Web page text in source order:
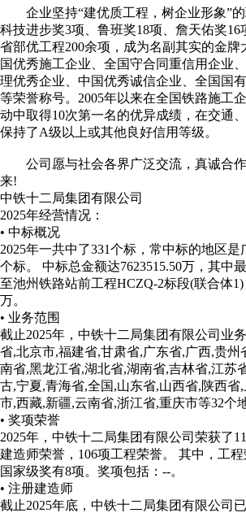
企业坚持“建优质工程，树企业形象”的
科技进步奖3项、鲁班奖18项、詹天佑奖16
省部优工程200余项，成为名副其实的金牌
国优秀施工企业、全国守合同重信用企业
理优秀企业、中国优秀诚信企业、全国国
等荣誉称号。2005年以来在全国铁路施工
动中取得10次第一名的优异成绩，在交通
保持了A级以上或其他良好信用等级。
公司愿与社会各界广泛交流，真诚合作
来!
中铁十二局集团有限公司
2025年经营情况：
• 中标概况
2025年一共中了331个标，常中标的地区是
个标。 中标总金额达7623515.50万，其中
至池州铁路站前工程HCZQ-2标段(联合体1)
万。
• 业务范围
截止2025年，中铁十二局集团有限公司业
省,北京市,福建省,甘肃省,广东省,广西,贵州
南省,黑龙江省,湖北省,湖南省,吉林省,江苏
古,宁夏,青海省,全国,山东省,山西省,陕西省
市,西藏,新疆,云南省,浙江省,重庆市等32个
• 奖项荣誉
2025年，中铁十二局集团有限公司荣获了
建造师荣誉，106项工程荣誉。 其中，工程
国家级奖有8项。 奖项包括：--。
• 注册建造师
截止2025年底，中铁十二局集团有限公司